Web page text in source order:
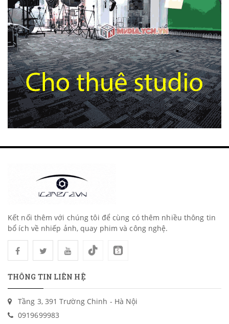
Kết nối thêm với chúng tôi để cùng có thêm nhiều thông tin
bổ ích về nhiếp ảnh, quay phim và công nghệ.
THÔNG TIN LIÊN HỆ
Tầng 3, 391 Trường Chinh - Hà Nội
0919699983